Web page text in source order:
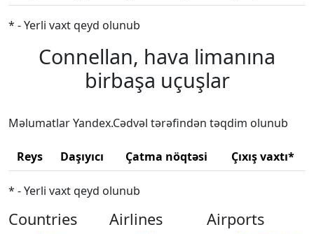
* - Yerli vaxt qeyd olunub
Connellan, hava limanına
birbaşa uçuşlar
Məlumatlar Yandex.Cədvəl tərəfindən təqdim olunub
Reys Daşıyıcı Çatma nöqtəsi Çıxış vaxtı*
* - Yerli vaxt qeyd olunub
Countries Airlines Airports